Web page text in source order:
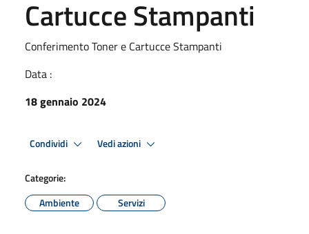
Cartucce Stampanti
Conferimento Toner e Cartucce Stampanti
Data :
18 gennaio 2024
Condividi Vedi azioni
Categorie:
Ambiente
Servizi